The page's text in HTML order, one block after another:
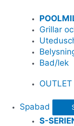
Grillar
Bad/lek
OUTLET
Spabad
S-